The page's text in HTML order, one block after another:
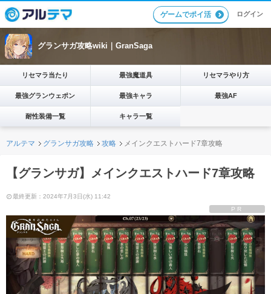
ゲームでポイ活 ログイン
グランサガ攻略wiki｜GranSaga
リセマラ当たり 最強魔道具 リセマラやり方
最強グランウェポン 最強キャラ 最強AF
耐性装備一覧 キャラ一覧
アルテマ グランサガ攻略 攻略 メインクエストハード7章攻略
【グランサガ】メインクエストハード7章攻略
最終更新：2024年7月3日(水) 11:42
PR